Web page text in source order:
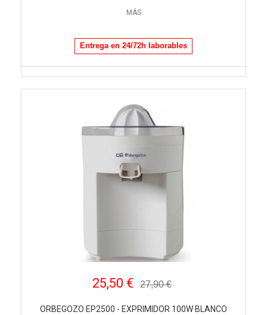
MÁS
Entrega en 24/72h laborables
25,50 € 27,90 €
ORBEGOZO EP2500 - EXPRIMIDOR 100W BLANCO